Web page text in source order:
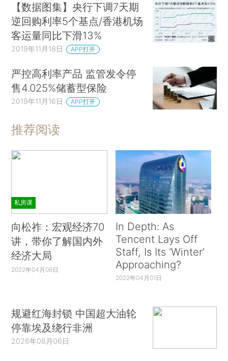
【数据图集】央行下调7天期
逆回购利率5个基点/香港机场
客运量同比下滑13%
2019年11月18日 APP打开
严控高利率产品 监管发令停
售4.025%储蓄型保险
2019年11月16日 APP打开
推荐阅读
私房课
向松祚：宏观经济70
讲，带你了解国内外
经济大局
2022年04月06日
In Depth: As
Tencent Lays Off
Staff, Is Its ‘Winter’
Approaching?
2022年04月01日
规避红海封锁 中国超大油轮
停靠埃及绕行非洲
2026年08月06日